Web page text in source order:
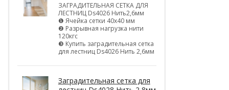
ЗАГРАДИТЕЛЬНАЯ СЕТКА ДЛЯ
ЛЕСТНИЦ Ds4026 Нить2,6мм
❶ Ячейка сетки 40х40 мм
❷ Разрывная нагрузка нити
120кгс
❸ Купить заградительная сетка
для лестниц Ds4026 Нить 2,6мм
Заградительная сетка для